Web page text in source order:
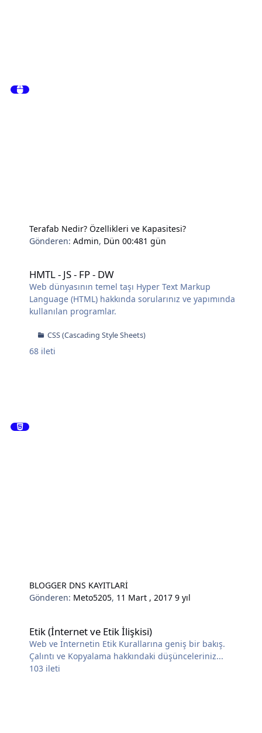
Terafab Nedir? Özellikleri ve Kapasitesi?
Gönderen:Admin, Dün 00:481 gün
HMTL - JS - FP - DW
Web dünyasının temel taşı Hyper Text Markup
Language (HTML) hakkında sorularınız ve yapımında
kullanılan programlar.
CSS (Cascading Style Sheets)
68 ileti
BLOGGER DNS KAYITLARİ
Gönderen: Meto5205, 11 Mart , 20179 yıl
Etik (İnternet ve Etik İlişkisi)
Web ve İnternetin Etik Kurallarına geniş bir bakış.
Çalıntı ve Kopyalama hakkındaki düşünceleriniz...
103 ileti